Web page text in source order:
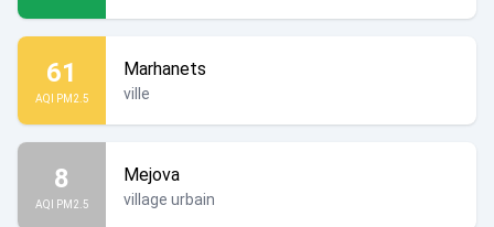
61
AQI PM2.5
Marhanets
ville
8
AQI PM2.5
Mejova
village urbain